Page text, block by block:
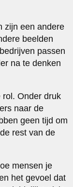
zijn een andere
beelden
passen
na te denken
rol. Onder druk
naar de
geen tijd om
rest van de
mensen je
het gevoel dat